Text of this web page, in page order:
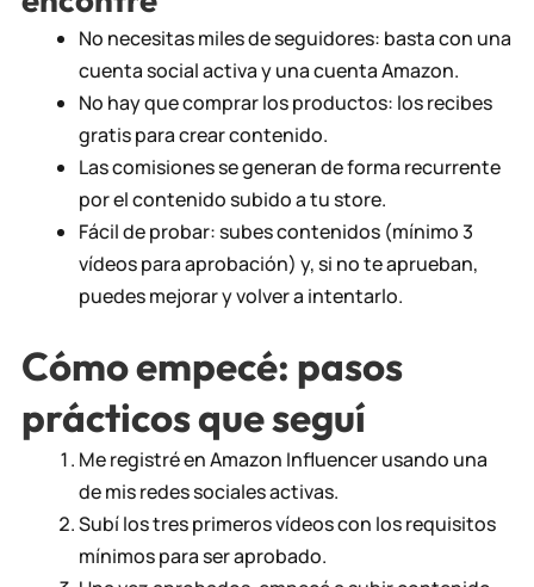
No necesitas miles de seguidores: basta con una
cuenta social activa y una cuenta Amazon.
No hay que comprar los productos: los recibes
gratis para crear contenido.
Las comisiones se generan de forma recurrente
por el contenido subido a tu store.
Fácil de probar: subes contenidos (mínimo 3
vídeos para aprobación) y, si no te aprueban,
puedes mejorar y volver a intentarlo.
Cómo empecé: pasos
prácticos que seguí
Me registré en Amazon Influencer usando una
de mis redes sociales activas.
Subí los tres primeros vídeos con los requisitos
mínimos para ser aprobado.